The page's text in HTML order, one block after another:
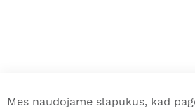
Mes naudojame slapukus, kad